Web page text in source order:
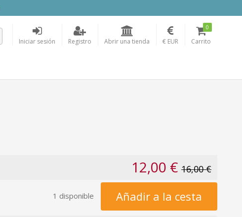
Iniciar sesión Registro Abrir una tienda € EUR Carrito
0
12,00 € 16,00 €
1 disponible Añadir a la cesta